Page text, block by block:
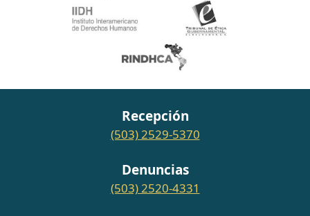
Recepción
(503) 2529-5370
Denuncias
(503) 2520-4331